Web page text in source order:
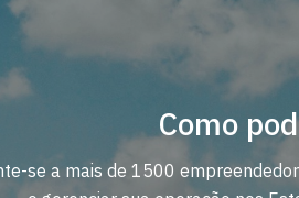
Como
se a mais de 1500